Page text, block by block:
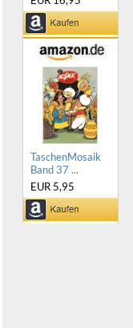
TaschenMosaik
Band 37 ...
EUR 5,95